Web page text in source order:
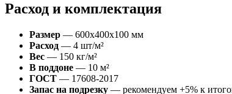
Расход и комплектация
Размер — 600x400x100 мм
Расход — 4 шт/м²
Вес — 150 кг/м²
В поддоне — 10 м²
ГОСТ — 17608-2017
Запас на подрезку — рекомендуем +5% к